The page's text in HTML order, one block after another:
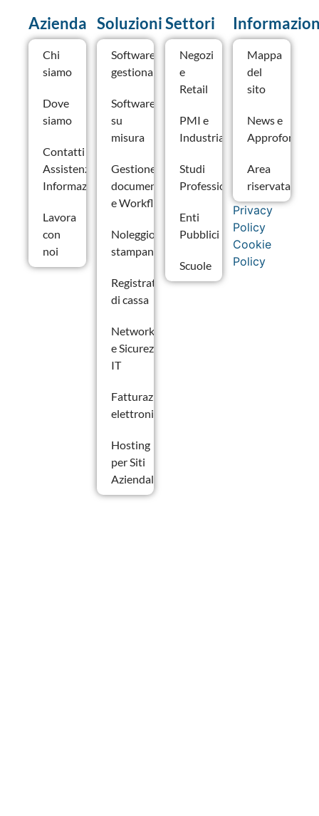
Azienda
Chi
siamo
Dove
siamo
Contatti –
Assistenza e
Informazioni
Lavora
con
noi
Soluzioni
Software
gestionale
Software
su
misura
Gestione
documentale
e Workflow
Noleggio
stampanti
Registratori
di cassa
Networking
e Sicurezza
IT
Fatturazione
elettronica
Hosting
per Siti
Aziendali
Settori
Negozi
e
Retail
PMI e
Industria
Studi
Professionali
Enti
Pubblici
Scuole
Mappa
del
sito
News e
Area
riservata
Privacy
Policy
Cookie
Policy